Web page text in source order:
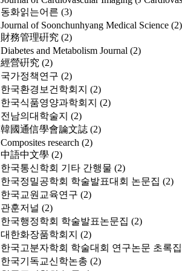
동화읽는어른 (3)
Journal of Soonchunhyang Medical Science (2)
財務管理硏究 (2)
Diabetes and Metabolism Journal (2)
經營硏究 (2)
국가정책연구 (2)
한국환경보건학회지 (2)
한국식품영양과학회지 (2)
전남의대학술지 (2)
韓國通信學會論文誌 (2)
Composites research (2)
中語中文學 (2)
한국통신학회 기타 간행물 (2)
한국정밀공학회 학술발표대회 논문집 (2)
한국교원교육연구 (2)
관훈저널 (2)
한국행정학회 학술발표논문집 (2)
대한화장품학회지 (2)
한국고분자학회 학술대회 연구논문 초록집
한국기독교신학논총 (2)